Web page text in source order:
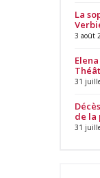
La
3 août
31
de la
31